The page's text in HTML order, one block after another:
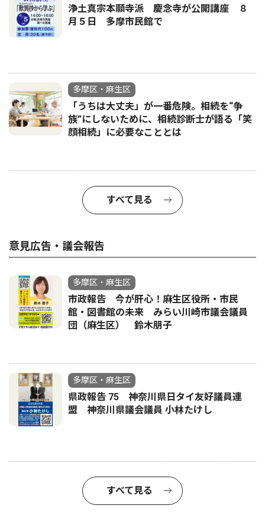
浄土真宗本願寺派 慶念寺が公開講座 ８
月５日 多摩市民館で
多摩区・麻生区
「うちは大丈夫」が一番危険。相続を“争
族”にしないために、相続診断士が語る「笑
顔相続」に必要なこととは
すべて見る
意見広告・議会報告
多摩区・麻生区
市政報告 今が肝心！麻生区役所・市民
館・図書館の未来 みらい川崎市議会議員
団（麻生区） 鈴木朋子
多摩区・麻生区
県政報告 75 神奈川県日タイ友好議員連
盟 神奈川県議会議員 小林たけし
すべて見る